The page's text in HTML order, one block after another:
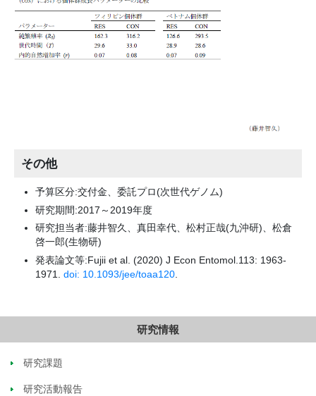
その他
予算区分:交付金、委託プロ(次世代ゲノム)
研究期間:2017～2019年度
研究担当者:藤井智久、真田幸代、松村正哉(九沖研)、松倉
啓一郎(生物研)
発表論文等:Fujii et al. (2020) J Econ Entomol.113: 1963-
1971. doi: 10.1093/jee/toaa120
研究情報
研究課題
研究活動報告